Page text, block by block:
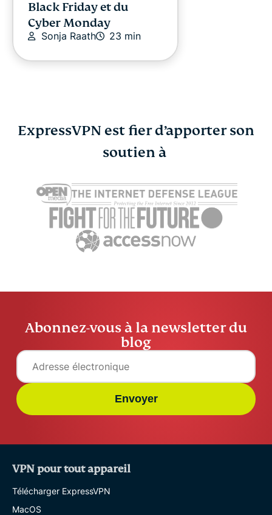
Black Friday et du
Cyber Monday
Sonja Raath 23 min
Qu’est-ce que le
fonctionne-t-il ?
ExpressVPN 18 min
Business
pour
voyageurs
ExpressVPN est fier d’apporter son
soutien à
Abonnez-vous à la newsletter du
blog
Envoyer
VPN pour tout appareil
Télécharger ExpressVPN
MacOS